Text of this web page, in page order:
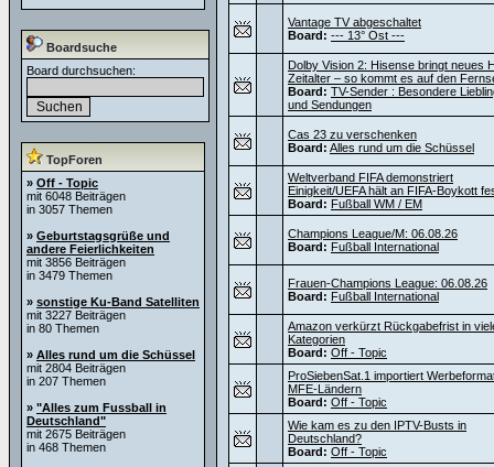
Boardsuche
Board durchsuchen:
TopForen
» Off - Topic
mit 6048 Beiträgen
in 3057 Themen
» Geburtstagsgrüße und
andere Feierlichkeiten
mit 3856 Beiträgen
in 3479 Themen
» sonstige Ku-Band Satelliten
mit 3227 Beiträgen
in 80 Themen
» Alles rund um die Schüssel
mit 2804 Beiträgen
in 207 Themen
» "Alles zum Fussball in
Deutschland"
mit 2675 Beiträgen
in 468 Themen
Vantage TV abgeschaltet
Board: --- 13° Ost ---
Dolby Vision 2: Hisense bringt neues
Zeitalter – so kommt es auf den
Board: TV-Sender : Besondere
und Sendungen
Cas 23 zu verschenken
Board: Alles rund um die Schüssel
Weltverband FIFA demonstriert
Einigkeit/UEFA hält an FIFA-Boykott
Board: Fußball WM / EM
Champions League/M: 06.08.26
Board: Fußball International
Frauen-Champions League: 06.08.26
Board: Fußball International
Amazon verkürzt Rückgabefrist in
Kategorien
Board: Off - Topic
ProSiebenSat.1 importiert
MFE-Ländern
Board: Off - Topic
Wie kam es zu den IPTV-Busts in
Deutschland?
Board: Off - Topic